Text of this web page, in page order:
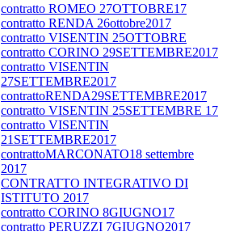
contratto ROMEO 27OTTOBRE17
contratto RENDA 26ottobre2017
contratto VISENTIN 25OTTOBRE
contratto CORINO 29SETTEMBRE2017
contratto VISENTIN
27SETTEMBRE2017
contrattoRENDA29SETTEMBRE2017
contratto VISENTIN 25SETTEMBRE 17
contratto VISENTIN
21SETTEMBRE2017
contrattoMARCONATO18 settembre
2017
CONTRATTO INTEGRATIVO DI
ISTITUTO 2017
contratto CORINO 8GIUGNO17
contratto PERUZZI 7GIUGNO2017